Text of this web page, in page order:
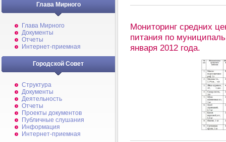
Глава Мирного
Глава Мирного
Документы
Отчеты
Интернет-приемная
Городской Совет
Структура
Документы
Деятельность
Отчеты
Проекты документов
Публичные слушания
Информация
Интернет-приемная
Мониторинг средних
питания по
января 2012 года.